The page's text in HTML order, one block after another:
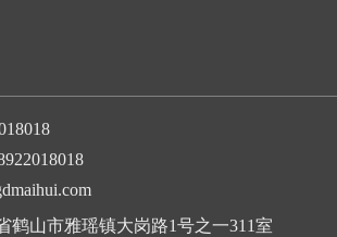
鹤山市雅瑶镇大岗路1号之一311室